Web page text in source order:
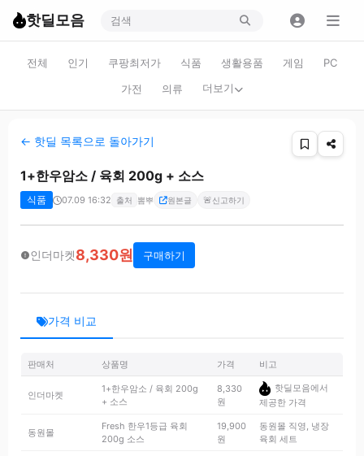
핫딜모음
전체 인기 쿠팡최저가 식품 생활용품 게임
PC
가전
의류 더보기
← 핫딜 목록으로 돌아가기
1+한우암소 / 육회 200g + 소스
식품 07.09 16:32 출처 뽐뿌 원본글 🚨신고하기
인더마켓8,330원 구매하기
가격 비교
판매처 상품명 가격 비고
인더마켓
1+한우암소 / 육회 200g
+ 소스
8,330
원
핫딜모음에서
제공한 가격
동원몰
Fresh 한우1등급 육회
200g 소스
19,900
원
동원몰 직영, 냉장
육회 세트